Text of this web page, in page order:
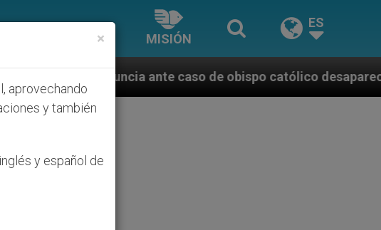
MISIÓN
ES
ante caso de obispo católico desaparecido por la dictadura
×
aprovechando
y también
y español de